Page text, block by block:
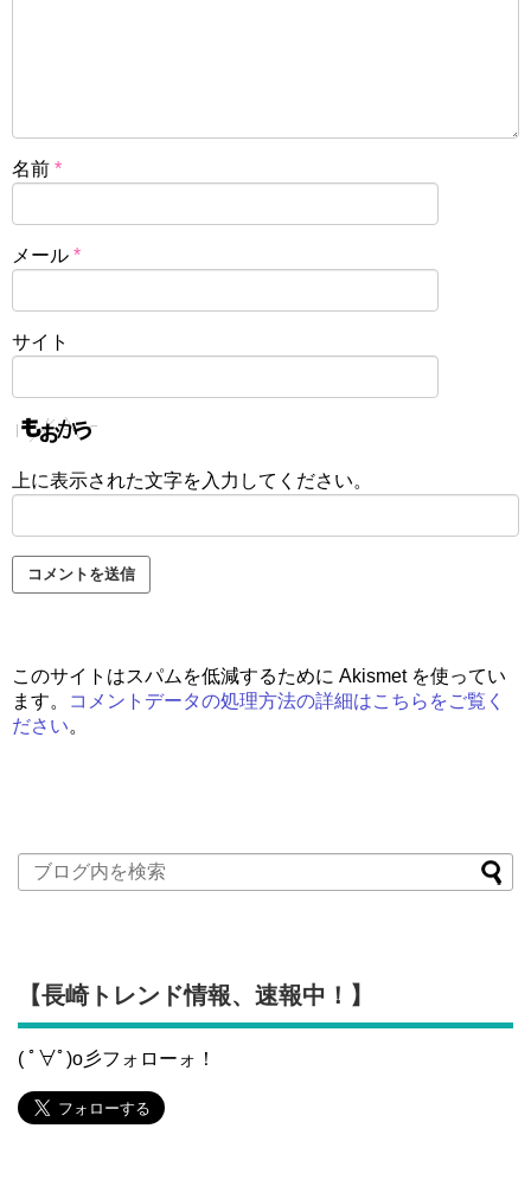
名前 *
メール *
サイト
上に表示された文字を入力してください。
このサイトはスパムを低減するために Akismet を使ってい
ます。
コメントデータの処理方法の詳細はこちらをご覧く
ださい。
【長崎トレンド情報、速報中！】
( ﾟ∀ﾟ)o彡フォローォ！